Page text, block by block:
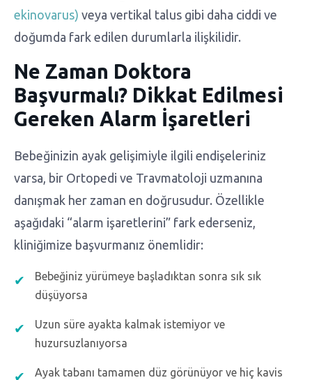
ekinovarus) veya vertikal talus gibi daha ciddi ve
doğumda fark edilen durumlarla ilişkilidir.
Ne Zaman Doktora
Başvurmalı? Dikkat Edilmesi
Gereken Alarm İşaretleri
Bebeğinizin ayak gelişimiyle ilgili endişeleriniz
varsa, bir Ortopedi ve Travmatoloji uzmanına
danışmak her zaman en doğrusudur. Özellikle
aşağıdaki “alarm işaretlerini” fark ederseniz,
kliniğimize başvurmanız önemlidir:
Bebeğiniz yürümeye başladıktan sonra sık sık
düşüyorsa
Uzun süre ayakta kalmak istemiyor ve
huzursuzlanıyorsa
Ayak tabanı tamamen düz görünüyor ve hiç kavis